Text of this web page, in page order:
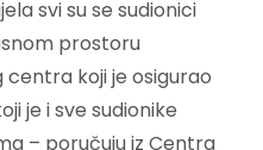
svi su se sudionici
prostoru
koji je osigurao
je i sve sudionike
– poručuju iz Centra